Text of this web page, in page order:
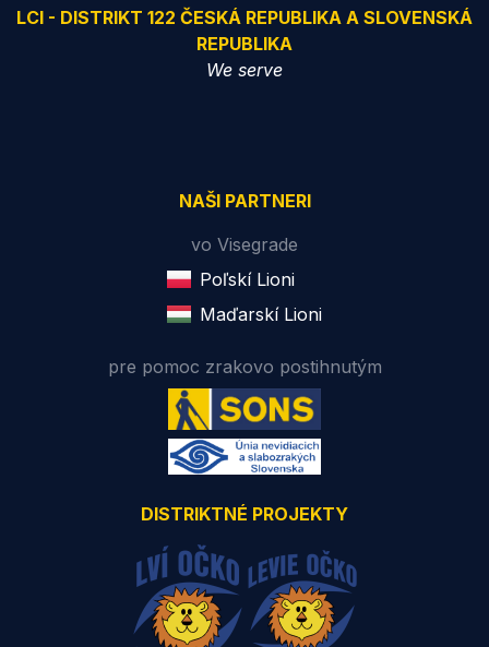
LCI - DISTRIKT 122 ČESKÁ REPUBLIKA A SLOVENSKÁ
REPUBLIKA
We serve
NAŠI PARTNERI
vo Visegrade
Poľskí Lioni
Maďarskí Lioni
pre pomoc zrakovo postihnutým
DISTRIKTNÉ PROJEKTY